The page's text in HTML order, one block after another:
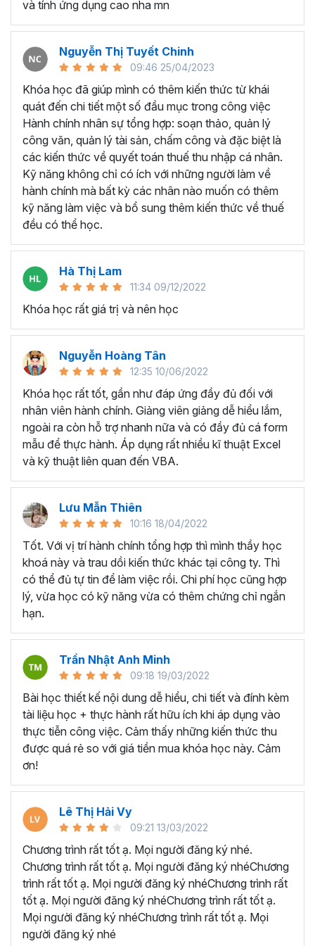
Có khả năng lưu trữ và cập nhật thường xuyên các
thông tin, hợp đồng và dữ liệu quan trọng về nhân
Xử lý các văn bản, thủ tục nhằm hỗ trợ việc quản lý
hành chính theo các quy trình chuẩn.
Biết dự đoán nhu cầu nhân sự, tham gia vào chiến
lược tuyển dụng, tổ chức phỏng vấn, và tham gia
vào quản lý lương thưởng.
Hỗ trợ xây dựng hệ thống quản lý, tạo mối liên kết
giữa quản lý và nhân viên, cũng như giữa các bộ
phận khác nhau.
Lên kế hoạch và tổ chức các chương trình đào tạo
nhằm hỗ trợ nhân viên mới và nâng cao hiệu quả
công việc.
Những kỹ năng này không chỉ giúp nhân viên hành chính
nhân sự thực hiện công việc một cách hiệu quả , được
đánh giá cao từ cấp trên, mà nó còn là yếu tố quan trọng
khi bạn chuyển đổi và thích nghi với môi trường làm việc
năng và kinh nghiệm, họ có khả năng giải quyết các vấn
đề một cách triệt để và được đánh giá cao hơn trong môi
trường làm việc.
Mục tiêu khi tham gia khóa
học?
Sau khi kết thúc khóa học, học viên có thể tự tin:
Nắm rõ về bản chất công việc Hành chính Nhân sự
Từ việc tuyển dụng đến quản lý hành chính, tiền lương,
pháp chế và bảo hiểm, chúng ta phải hiểu được nhiệm vụ
và biết mình cần phải làm gì đối với các đầu công việc như
này.
Hiểu biết sâu về luật lao động và quy định nhân sự
giúp hỗ trợ ban giám đốc giải quyết các vấn đề phát sinh
chức ngày càng phát triển hơn.
Biết áp dụng kiến thức vừa học vào thực tế công
việcđể tận dụng cơ hội việc làm trong lĩnh vực hành
chính nhân sự.
Tối ưu hóa quá trình làm việc hàng ngày : biết cách
tạo và tối ưu quy trình làm việc từ quản lý công văn, hợp
đồng, đồ dùng, văn phòng phẩm, tài sản cố định, tạo
chương trình quản lý nhân sự, đến xây dựng bảng chấm
công trên Excel và lập bảng lương, bảo hiểm.
Ai có thể tham gia khóa học
nghiệp vụ hành chính nhân
sự?
Khóa học hành chính nhân sự HCNSG02 được Gitiho
thiết kế dành cho:
Người mới, sinh viên sắp tốt nghiệp, người trái ngành
và tính ứng dụng cao nha mn
Nguyễn Thị Tuyết Chinh
09:46 25/04/2023
Khóa học đã giúp mình có thêm kiến thức từ khái
quát đến chi tiết một số đầu mục trong công việc
Hành chính nhân sự tổng hợp: soạn thảo, quản lý
công văn, quản lý tài sản, chấm công và đặc biệt là
các kiến thức về quyết toán thuế thu nhập cá nhân.
Kỹ năng không chỉ có ích với những người làm về
hành chính mà bất kỳ các nhân nào muốn có thêm
kỹ năng làm việc và bổ sung thêm kiến thức về thuế
đều có thể học.
Hà Thị Lam
11:34 09/12/2022
Khóa học rất giá trị và nên học
Nguyễn Hoàng Tân
12:35 10/06/2022
Khóa học rất tốt, gần như đáp ứng đầy đủ đối với
nhân viên hành chính. Giảng viên giảng dễ hiểu lắm,
ngoài ra còn hỗ trợ nhanh nữa và có đầy đủ cá form
mẫu để thực hành. Áp dụng rất nhiều kĩ thuật Excel
và kỹ thuật liên quan đến VBA.
Lưu Mẫn Thiên
10:16 18/04/2022
Tốt. Với vị trí hành chính tổng hợp thì mình thầy học
khoá này và trau dồi kiến thức khác tại công ty. Thì
có thể đủ tự tin để làm việc rồi. Chi phí học cũng hợp
lý, vừa học có kỹ năng vừa có thêm chứng chỉ ngắn
hạn.
Trần Nhật Anh Minh
09:18 19/03/2022
Bài học thiết kế nội dung dễ hiểu, chi tiết và đính kèm
tài liệu học + thực hành rất hữu ích khi áp dụng vào
thực tiễn công việc. Cảm thấy những kiến thức thu
được quá rẻ so với giá tiền mua khóa học này. Cảm
ơn!
Lê Thị Hải Vy
09:21 13/03/2022
Chương trình rất tốt ạ. Mọi người đăng ký nhé.
Chương trình rất tốt ạ. Mọi người đăng ký nhéChương
trình rất tốt ạ. Mọi người đăng ký nhéChương trình rất
tốt ạ. Mọi người đăng ký nhéChương trình rất tốt ạ.
Mọi người đăng ký nhéChương trình rất tốt ạ. Mọi
người đăng ký nhé